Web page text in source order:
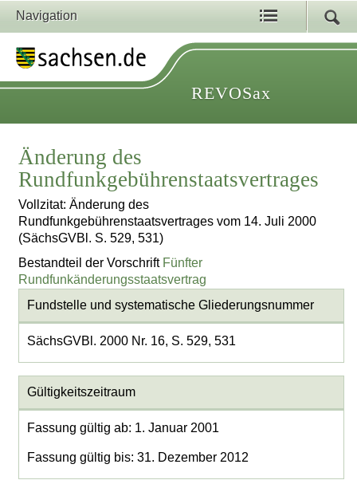
Navigation
REVOSax
Änderung des
Rundfunkgebührenstaatsvertrages
Vollzitat: Änderung des
Rundfunkgebührenstaatsvertrages vom 14. Juli 2000
(SächsGVBl. S. 529, 531)
Bestandteil der Vorschrift Fünfter
Rundfunkänderungsstaatsvertrag
Fundstelle und systematische Gliederungsnummer
SächsGVBl. 2000 Nr. 16, S. 529, 531
Gültigkeitszeitraum
Fassung gültig ab: 1. Januar 2001
Fassung gültig bis: 31. Dezember 2012